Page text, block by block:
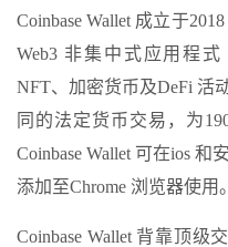
Coinbase Wallet 成立于
Web3 非集中式应用程
NFT、加密货币及DeFi 活
同的法定货币交易，为
Coinbase Wallet 可在ios
添加至Chrome 浏览器使用。
Coinbase Wallet 背靠顶级